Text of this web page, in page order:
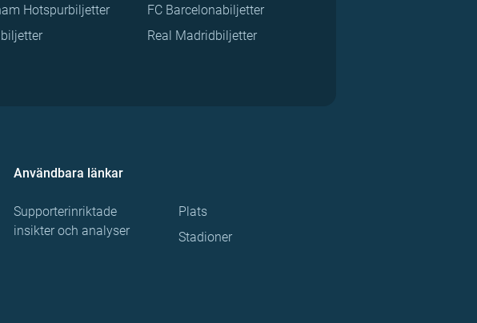
Hotspurbiljetter
FC Barcelonabiljetter
Real Madridbiljetter
Användbara länkar
Supporterinriktade
insikter och analyser
Plats
Stadioner